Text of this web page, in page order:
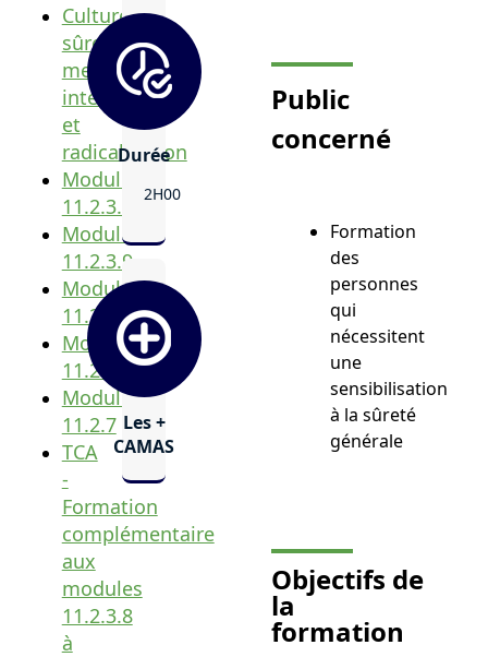
Culture
sûreté,
menaces
internes
et
radicalisation
Module
11.2.3.8
Module
11.2.3.9
Module
11.2.3.10
Module
11.2.6.2
Module
11.2.7
TCA
-
Formation
complémentaire
aux
modules
11.2.3.8
à
Durée
2H00
Les +
CAMAS
Public
concerné
Formation
des
personnes
qui
nécessitent
une
sensibilisation
à la sûreté
générale
Objectifs de
la
formation